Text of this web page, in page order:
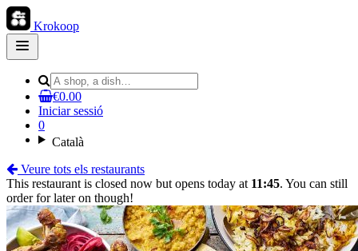
Krokoop
Open
main
€0.00
Iniciar sessió
0
Català
Veure tots els restaurants
This restaurant is closed now but opens today at 11:45. You can still
order for later on though!